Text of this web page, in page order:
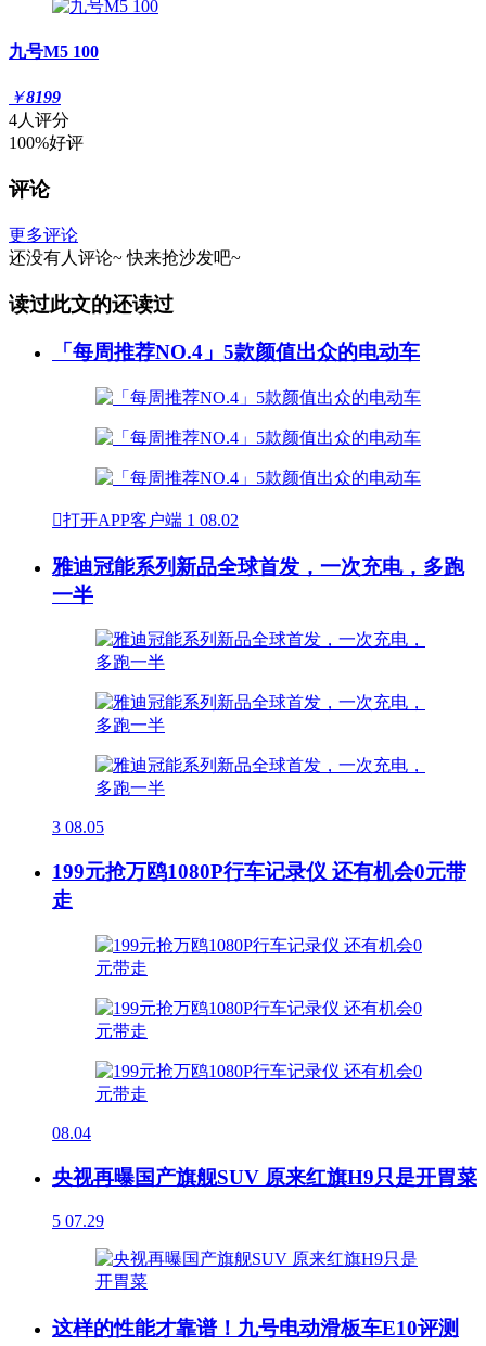
九号M5 100
￥8199
4人评分
100%好评
评论
更多评论
还没有人评论~ 快来抢沙发吧~
读过此文的还读过
「每周推荐NO.4」5款颜值出众的电动车
打开APP客户端 1 08.02
雅迪冠能系列新品全球首发，一次充电，多跑
一半
3 08.05
199元抢万鸥1080P行车记录仪 还有机会0元带
走
08.04
央视再曝国产旗舰SUV 原来红旗H9只是开胃菜
5 07.29
这样的性能才靠谱！九号电动滑板车E10评测